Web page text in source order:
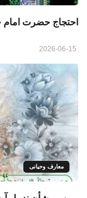
احتجاج حضرت امام
معارف وحیانی